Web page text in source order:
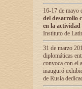
16-17 de mayo
del desarrollo
en la
Instituto de
31 de marzo
diplomáticas
convoca con el
inauguró
de Rusia